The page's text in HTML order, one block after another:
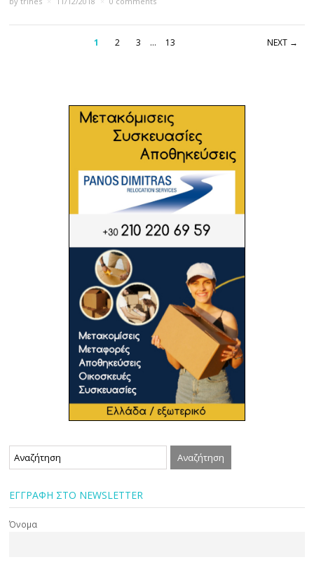
1 2 3 … 13 NEXT →
ΕΓΓΡΑΦΗ ΣΤΟ NEWSLETTER
Όνομα